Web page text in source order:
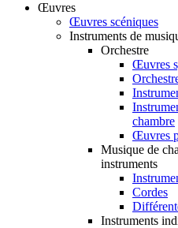
Œuvres
Œuvres scéniques
Instruments de
Orchestre
Œuvres
chambre
Œuvres
Musique de
instruments
Cordes
Instruments